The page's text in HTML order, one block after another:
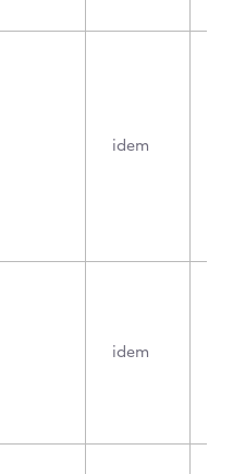
idem
idem